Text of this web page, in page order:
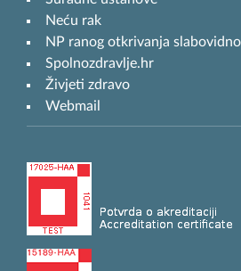
Neću rak
NP ranog otkrivanja
Spolnozdravlje.hr
Živjeti zdravo
Webmail